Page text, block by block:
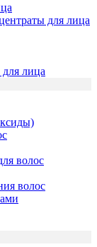
для лица
лица
волос
волос